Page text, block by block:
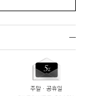
주말ㆍ공휴일